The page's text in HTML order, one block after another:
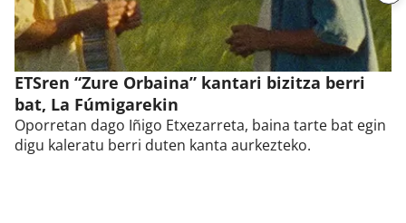
ETSren “Zure Orbaina” kantari bizitza berri
bat, La Fúmigarekin
Oporretan dago Iñigo Etxezarreta, baina tarte bat egin
digu kaleratu berri duten kanta aurkezteko.